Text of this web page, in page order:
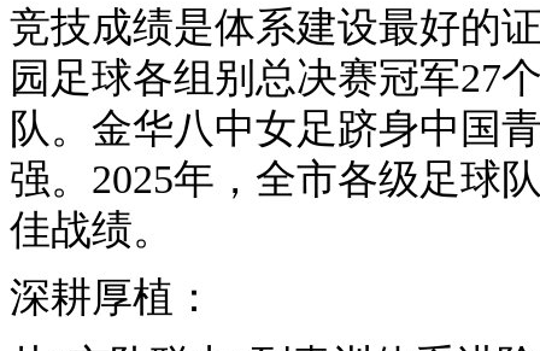
竞技成绩是体系建设最好的
园足球各组别总决赛冠军27
队。金华八中女足跻身中国
强。2025年，全市各级足球
佳战绩。
深耕厚植：